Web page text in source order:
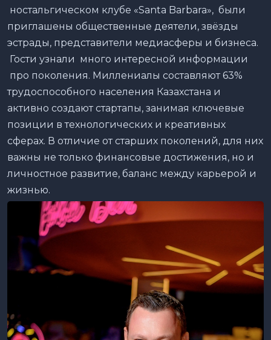
ностальгическом клубе «Santa Barbara», были
приглашены общественные деятели, звёзды
эстрады, представители медиасферы и бизнеса.
Гости узнали много интересной информации
про поколения. Миллениалы составляют 63%
трудоспособного населения Казахстана и
активно создают стартапы, занимая ключевые
позиции в технологических и креативных
сферах. В отличие от старших поколений, для них
важны не только финансовые достижения, но и
личностное развитие, баланс между карьерой и
жизнью.